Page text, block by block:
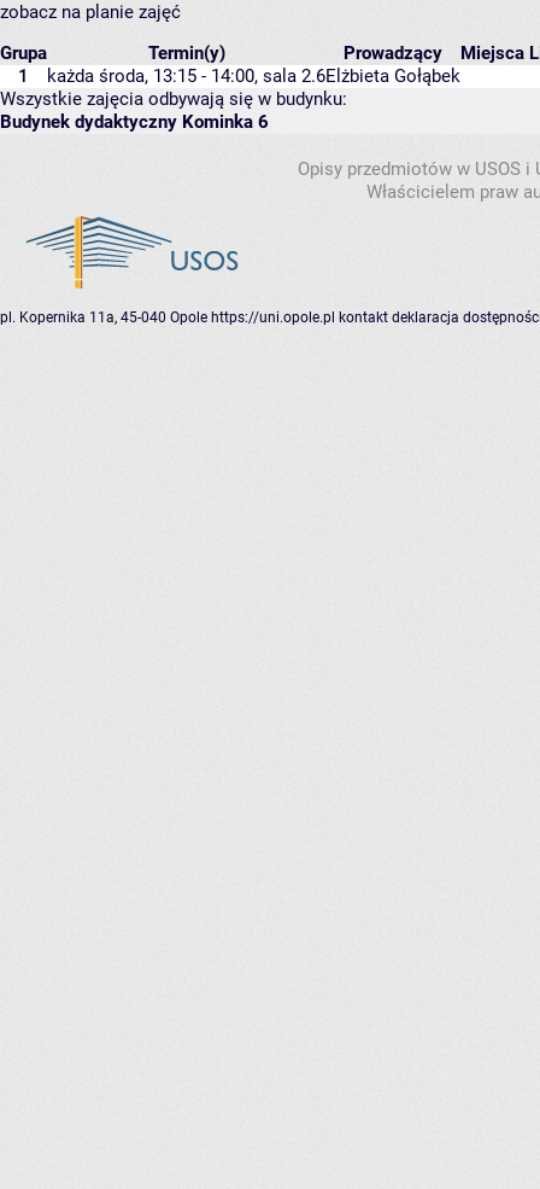
zobacz na planie zajęć
Grupa
Termin(y) Prowadzący Miejsca
1
każda środa, 13:15 - 14:00, sala 2.6Elżbieta Gołąbek
Wszystkie zajęcia odbywają się w budynku:
Budynek dydaktyczny Kominka 6
Opisy przedmiotów w USOS
Właścicielem praw
pl. Kopernika 11a, 45-040 Opole https://uni.opole.pl kontakt deklaracja